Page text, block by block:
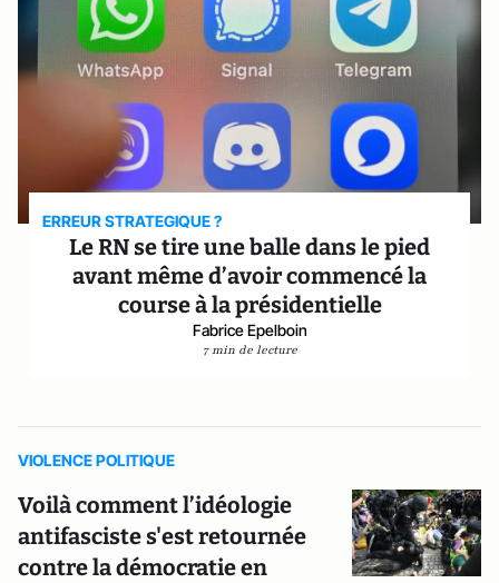
ERREUR STRATEGIQUE ?
Le RN se tire une balle dans le pied
avant même d’avoir commencé la
course à la présidentielle
Fabrice Epelboin
7 min de lecture
VIOLENCE POLITIQUE
Voilà comment l’idéologie
antifasciste s'est retournée
contre la démocratie en